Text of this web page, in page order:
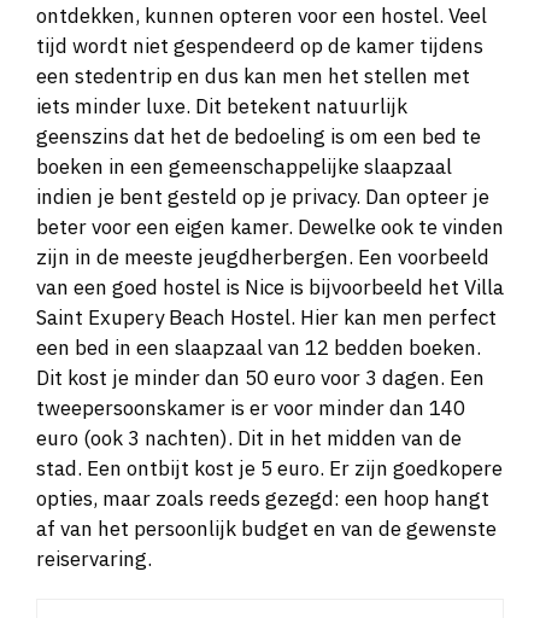
ontdekken, kunnen opteren voor een hostel. Veel
tijd wordt niet gespendeerd op de kamer tijdens
een stedentrip en dus kan men het stellen met
iets minder luxe. Dit betekent natuurlijk
geenszins dat het de bedoeling is om een bed te
boeken in een gemeenschappelijke slaapzaal
indien je bent gesteld op je privacy. Dan opteer je
beter voor een eigen kamer. Dewelke ook te vinden
zijn in de meeste jeugdherbergen. Een voorbeeld
van een goed hostel is Nice is bijvoorbeeld het Villa
Saint Exupery Beach Hostel. Hier kan men perfect
een bed in een slaapzaal van 12 bedden boeken.
Dit kost je minder dan 50 euro voor 3 dagen. Een
tweepersoonskamer is er voor minder dan 140
euro (ook 3 nachten). Dit in het midden van de
stad. Een ontbijt kost je 5 euro. Er zijn goedkopere
opties, maar zoals reeds gezegd: een hoop hangt
af van het persoonlijk budget en van de gewenste
reiservaring.